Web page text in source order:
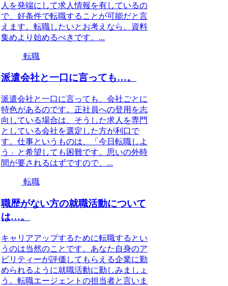
人を発端にして求人情報を有しているの
で、好条件で転職することが可能だと言
えます。転職したいとお考えなら、資料
集めより始めるべきです。...
転職
派遣会社と一口に言っても…。
派遣会社と一口に言っても、会社ごとに
特色があるのです。正社員への登用を志
向している場合は、そうした求人を専門
としている会社を選定した方が利口で
す。仕事というものは、「今日転職しよ
う」と希望しても困難です。思いの外時
間が要されるはずですので、...
転職
職歴がない方の就職活動について
は…。
キャリアアップするために転職するとい
うのは当然のことです。あなた自身のア
ビリティーが評価してもらえる企業に勤
められるように就職活動に勤しみましょ
う。転職エージェントの担当者と言いま